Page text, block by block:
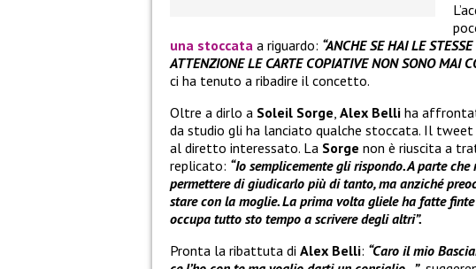
una stoccata a riguardo: “ANCHE SE HAI LE
ATTENZIONE LE CARTE COPIATIVE NON SONO MAI
ci ha tenuto a ribadire il concetto.
Oltre a dirlo a Soleil Sorge, Alex Belli ha
da studio gli ha lanciato qualche stoccata. Il
al diretto interessato. La Sorge non è riuscita a
replicato: “Io semplicemente gli rispondo. A parte
permettere di giudicarlo più di tanto, ma anziché
stare con la moglie. La prima volta gliele ha fatte
occupa tutto sto tempo a scrivere degli altri”.
Pronta la ribattuta di Alex Belli: “Caro il mio